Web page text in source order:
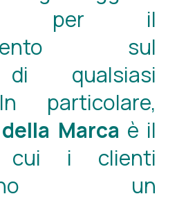
per il
sul
qualsiasi
particolare,
Marca è il
cui i clienti
un